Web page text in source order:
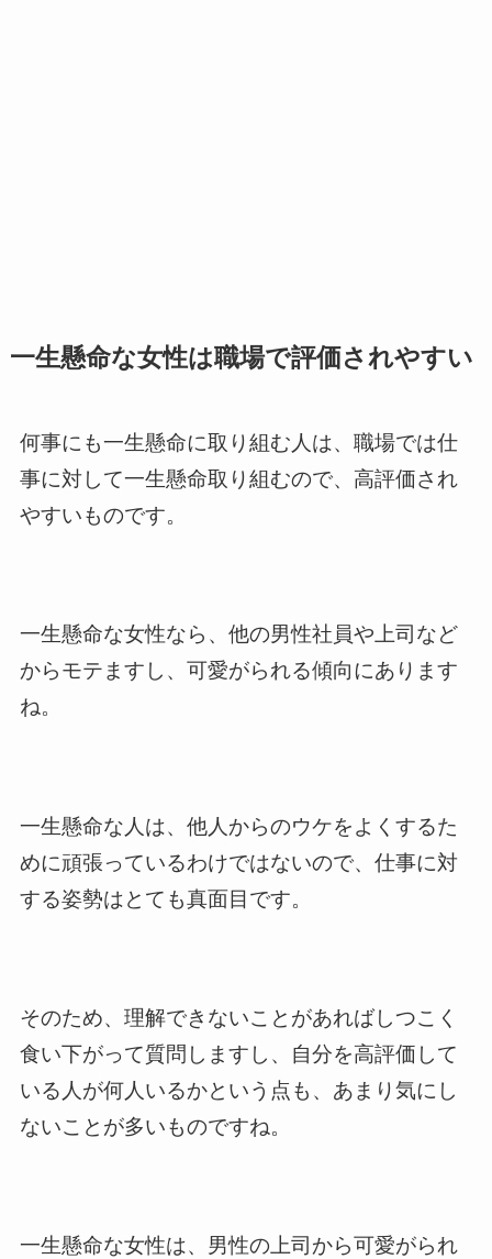
一生懸命な女性は職場で評価されやすい
何事にも一生懸命に取り組む人は、職場では仕
事に対して一生懸命取り組むので、高評価され
やすいものです。
一生懸命な女性なら、他の男性社員や上司など
からモテますし、可愛がられる傾向にあります
ね。
一生懸命な人は、他人からのウケをよくするた
めに頑張っているわけではないので、仕事に対
する姿勢はとても真面目です。
そのため、理解できないことがあればしつこく
食い下がって質問しますし、自分を高評価して
いる人が何人いるかという点も、あまり気にし
ないことが多いものですね。
一生懸命な女性は、男性の上司から可愛がられ